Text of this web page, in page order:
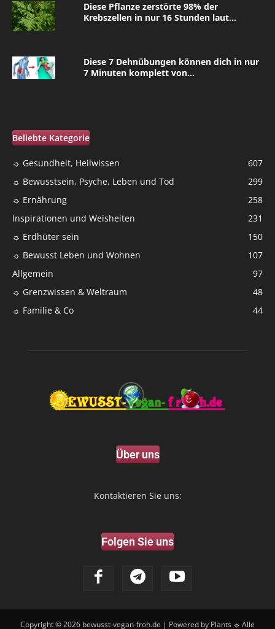
Diese Pflanze zerstörte 98% der
Krebszellen in nur 16 Stunden laut...
Diese 7 Dehnübungen können dich in nur
7 Minuten komplett von...
Beliebte Kategorie
☼ Gesundheit, Heilwissen
607
☼ Bewusstsein, Psyche, Leben und Tod
299
☼ Ernährung
258
Inspirationen und Weisheiten
231
☼ Erdhüter sein
150
☼ Bewusst Leben und Wohnen
107
Allgemein
97
☼ Grenzwissen & Weltraum
48
☼ Familie & Co
44
Über uns
Kontaktieren Sie uns:
Folgen Sie uns
Copyright © 2026 bewusst-vegan-froh.de | Powered by Plants ☼ Alle